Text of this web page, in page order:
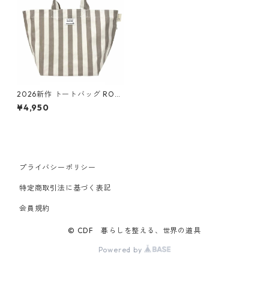
2026新作 トートバッグ ROO
TOTE DELI 3531 ルートート E
U.デリ.ラミネート-W グレ
¥4,950
プライバシーポリシー
特定商取引法に基づく表記
会員規約
© CDF 暮らしを整える、世界の道具
Powered by